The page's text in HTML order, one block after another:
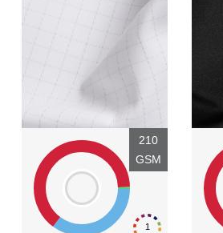
1
210
GSM